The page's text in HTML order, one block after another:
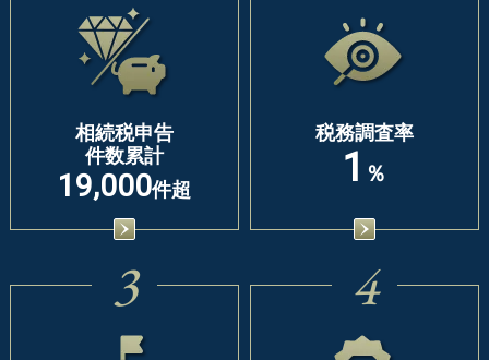
相続税申告
件数累計
19,000件超
税務調査率
1 ％
3 4